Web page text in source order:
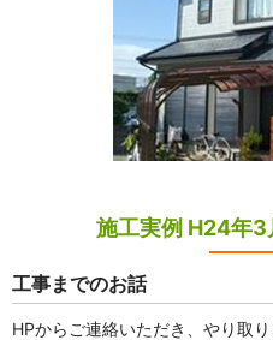
施工実例 H24年3
工事までのお話
HPからご連絡いただき、やり取り